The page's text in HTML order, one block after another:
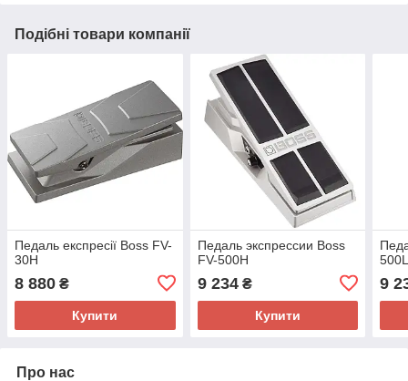
Подібні товари компанії
Педаль експресії Boss FV-
30H
8 880 ₴
Купити
Педаль экспрессии Boss
FV-500H
9 234₴
Купити
9
Про нас